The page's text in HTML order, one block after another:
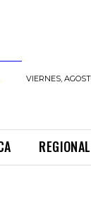
VIERNES,
REGIONAL